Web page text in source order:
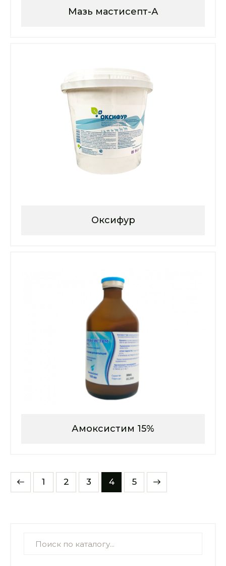
Мазь мастисепт-А
Оксифур
Амоксистим 15%
1 2 3 4 5
→